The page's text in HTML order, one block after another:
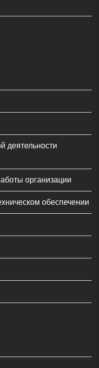
деятельности
организации
обеспечении